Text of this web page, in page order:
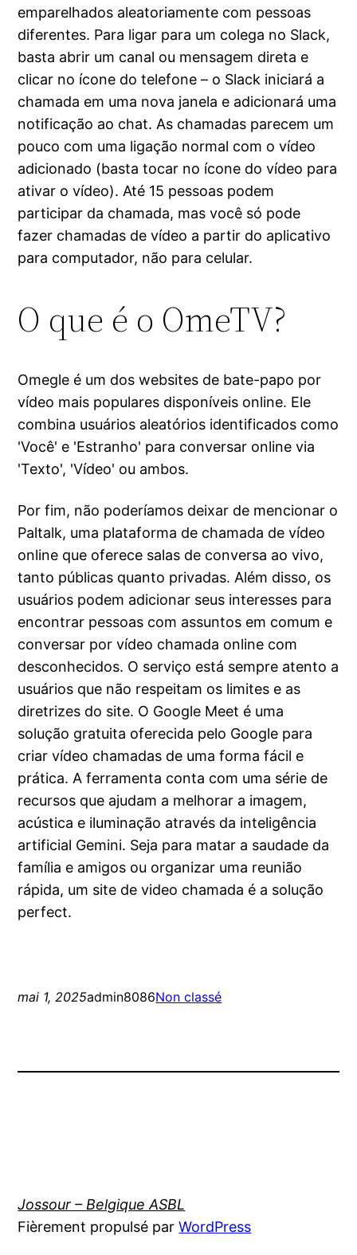
emparelhados aleatoriamente com pessoas
diferentes. Para ligar para um colega no Slack,
basta abrir um canal ou mensagem direta e
clicar no ícone do telefone – o Slack iniciará a
chamada em uma nova janela e adicionará uma
notificação ao chat. As chamadas parecem um
pouco com uma ligação normal com o vídeo
adicionado (basta tocar no ícone do vídeo para
ativar o vídeo). Até 15 pessoas podem
participar da chamada, mas você só pode
fazer chamadas de vídeo a partir do aplicativo
para computador, não para celular.
O que é o OmeTV?
Omegle é um dos websites de bate-papo por
vídeo mais populares disponíveis online. Ele
combina usuários aleatórios identificados como
'Você' e 'Estranho' para conversar online via
'Texto', 'Vídeo' ou ambos.
Por fim, não poderíamos deixar de mencionar o
Paltalk, uma plataforma de chamada de vídeo
online que oferece salas de conversa ao vivo,
tanto públicas quanto privadas. Além disso, os
usuários podem adicionar seus interesses para
encontrar pessoas com assuntos em comum e
conversar por vídeo chamada online com
desconhecidos. O serviço está sempre atento a
usuários que não respeitam os limites e as
diretrizes do site. O Google Meet é uma
solução gratuita oferecida pelo Google para
criar vídeo chamadas de uma forma fácil e
prática. A ferramenta conta com uma série de
recursos que ajudam a melhorar a imagem,
acústica e iluminação através da inteligência
artificial Gemini. Seja para matar a saudade da
família e amigos ou organizar uma reunião
rápida, um site de video chamada é a solução
perfect.
mai 1, 2025admin8086Non classé
Jossour – Belgique ASBL
Fièrement propulsé parWordPress